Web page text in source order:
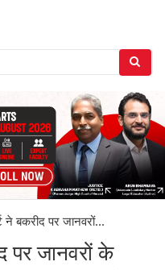
ने बकरीद पर जानवरों...
पर जानवरों के